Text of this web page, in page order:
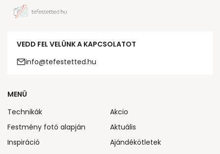
VEDD FEL VELÜNK A KAPCSOLATOT
info@tefestetted.hu
MENÜ
Technikák
Festmény fotó alapján
Inspiráció
Akcio
Aktuális
Ajándékötletek